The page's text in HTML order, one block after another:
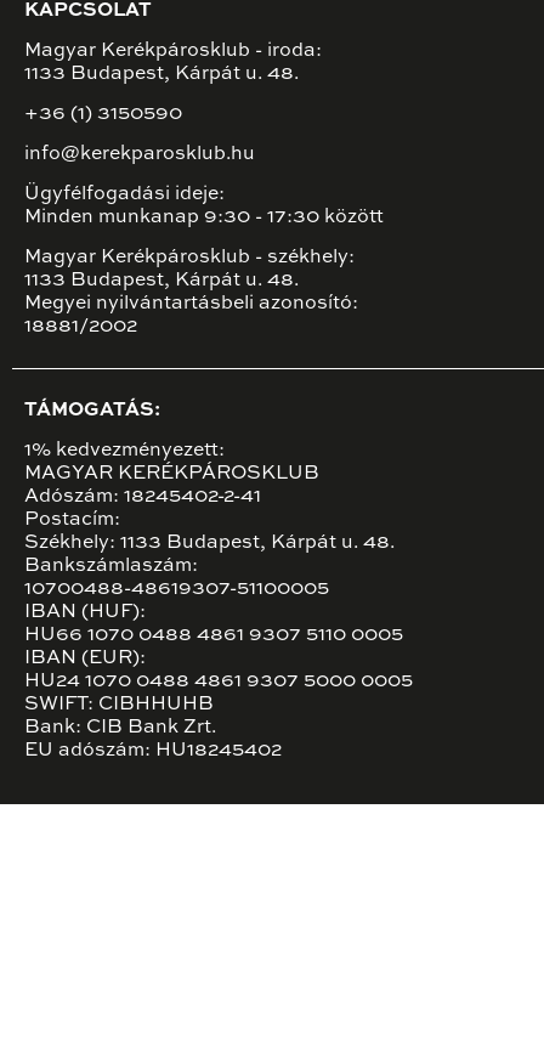
KAPCSOLAT
Magyar Kerékpárosklub - iroda:
1133 Budapest, Kárpát u. 48.
+36 (1) 3150590
info@kerekparosklub.hu
Ügyfélfogadási ideje:
Minden munkanap 9:30 - 17:30 között
Magyar Kerékpárosklub - székhely:
1133 Budapest, Kárpát u. 48.
Megyei nyilvántartásbeli azonosító:
18881/2002
TÁMOGATÁS:
1% kedvezményezett:
MAGYAR KERÉKPÁROSKLUB
Adószám: 18245402-2-41
Postacím:
Székhely: 1133 Budapest, Kárpát u. 48.
Bankszámlaszám:
10700488-48619307-51100005
IBAN (HUF):
HU66 1070 0488 4861 9307 5110 0005
IBAN (EUR):
HU24 1070 0488 4861 9307 5000 0005
SWIFT: CIBHHUHB
Bank: CIB Bank Zrt.
EU adószám: HU18245402